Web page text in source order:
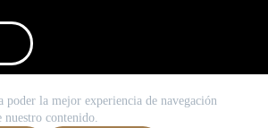
poder la mejor experiencia de navegación
nuestro contenido.